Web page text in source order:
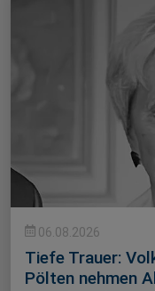
06.08.2026
Tiefe Trauer:
Pölten nehmen